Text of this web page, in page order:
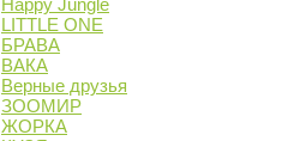
Happy Jungle
LITTLE ONE
БРАВА
ВАКА
Верные друзья
ЗООМИР
ЖОРКА